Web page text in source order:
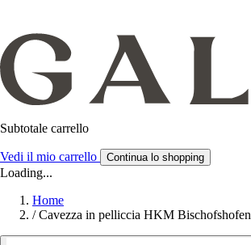
Subtotale carrello
Vedi il mio carrello Continua lo shopping
Loading...
Home
/ Cavezza in pelliccia HKM Bischofshofen